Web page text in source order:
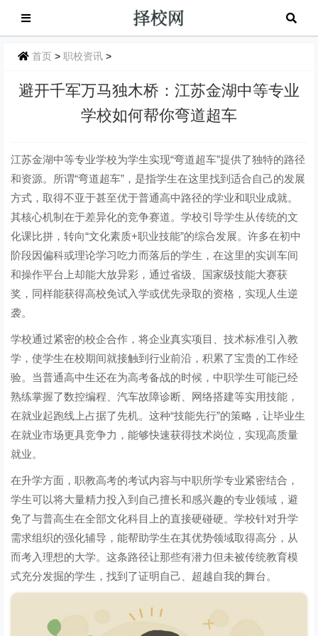
首页 >职校资讯 >
避开千军万马独木桥：江苏金湖中等专业
学校如何帮你弯道超车
江苏金湖中等专业学校为学生实现“弯道超车”提供了独特的路径
和资源。所谓“弯道超车”，是指学生在这里找到适合自己的发展
方式，取得不亚于甚至优于普通高中路径的学业和职业成就。
其核心机制在于差异化的竞争赛道。学校引导学生从传统的文
化课比拼，转向“文化素质+职业技能”的综合发展。许多在初中
阶段因偏科或理论学习吃力而落后的学生，在这里的实训车间
和操作平台上却能大放异彩，通过省级、国家级技能大赛获
奖，同样能获得高校免试入学或优先录取的资格，实现人生逆
袭。
学校通过紧密的校企合作，将企业真实项目、技术标准引入教
学，使学生在校期间就接触到行业前沿，积累了宝贵的工作经
验。当普通高中生还在为高考备战的时候，中职学生可能已经
熟练掌握了数控编程、汽车故障诊断、网络搭建等实用技能，
在就业起跑线上占据了先机。这种“技能先行”的策略，让毕业生
在就业市场更具竞争力，能够快速获得技术岗位，实现高质量
就业。
在升学方面，职教高考的考试内容与中职所学专业紧密结合，
学生可以将大量精力投入到自己擅长和感兴趣的专业领域，避
免了与普高生在全部文化科目上的直接硬碰硬。学校针对升学
需求组织的强化辅导，能帮助学生在其优势领域取得高分，从
而考入理想的大学。这条路径让那些有潜力但未被传统教育模
式充分发掘的学生，找到了证明自己、超越自我的舞台。